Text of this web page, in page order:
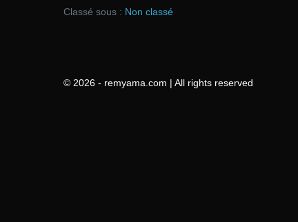
site
Classé sous : Non classé
© 2026 - remyama.com | All rights reserved